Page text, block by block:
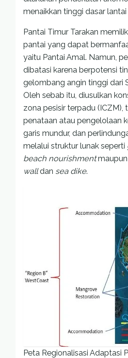
menaikkan tinggi dasar
Pantai Timur Tarakan
pantai yang dapat
yaitu Pantai Amal. Namun,
dibatasi karena berpotensi
gelombang angin tinggi dari
Oleh sebab itu, diusulkan
zona pesisir terpadu (ICZM),
penataan atau pengelolaan
garis mundur, dan
melalui struktur lunak seperti
beach nourishmentmaupun
walldan sea dike.
Peta Regionalisasi Adaptasi